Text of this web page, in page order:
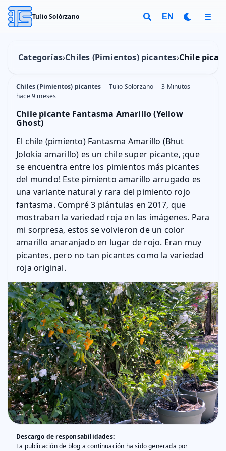
Tulio Solórzano EN
Categorías Chiles (Pimientos) picantes Chile
Chiles (Pimientos) picantes Tulio Solorzano
3 Minutos
hace 9 meses
Chile picante Fantasma Amarillo (Yellow
Ghost)
El chile (pimiento) Fantasma Amarillo (Bhut
Jolokia amarillo) es un chile super picante, ¡que
se encuentra entre los pimientos más picantes
del mundo! Este pimiento amarillo arrugado es
una variante natural y rara del pimiento rojo
fantasma. Compré 3 plántulas en 2017, que
mostraban la variedad roja en las imágenes. Para
mi sorpresa, estos se volvieron de un color
amarillo anaranjado en lugar de rojo. Eran muy
picantes, pero no tan picantes como la variedad
roja original.
Descargo de responsabilidades:
La publicación de blog a continuación ha sido generada por